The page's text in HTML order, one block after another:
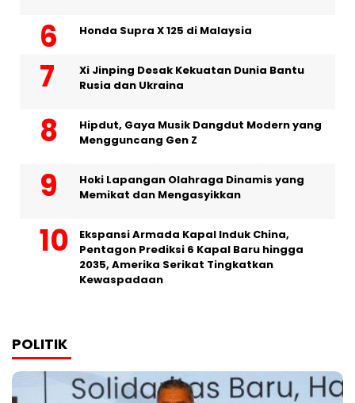
Honda Supra X 125 di Malaysia
Xi Jinping Desak Kekuatan Dunia Bantu
Rusia dan Ukraina
Hipdut, Gaya Musik Dangdut Modern yang
Mengguncang Gen Z
Hoki Lapangan Olahraga Dinamis yang
Memikat dan Mengasyikkan
Ekspansi Armada Kapal Induk China,
Pentagon Prediksi 6 Kapal Baru hingga
2035, Amerika Serikat Tingkatkan
Kewaspadaan
POLITIK